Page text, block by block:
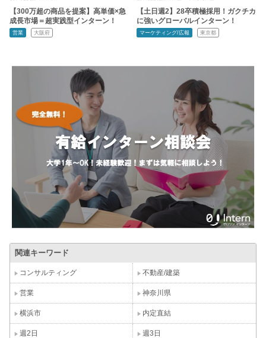
【300万超の商品を提案】高単価×急
成長市場＝超実践型インターン！
営業 大阪府
【土日週2】28卒積極採用！ガクチカ
に強いグローバルインターン！
マーケティング/広報 東京都
関連キーワード
コンサルティング 不動産/建築
営業 神奈川県
横浜市 内定直結
週2日 週3日